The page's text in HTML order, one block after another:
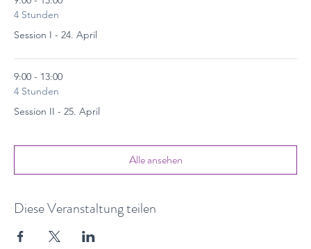
4 Stunden
Session I - 24. April
9:00 - 13:00
4 Stunden
Session II - 25. April
Alle ansehen
Diese Veranstaltung teilen